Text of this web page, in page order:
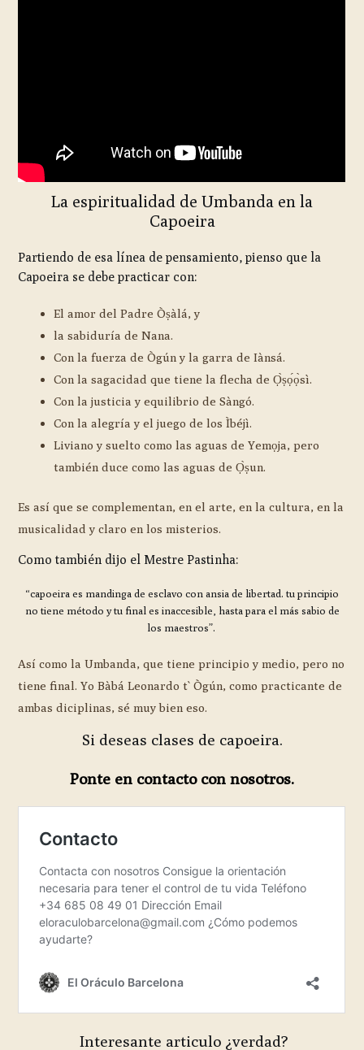
La espiritualidad de Umbanda en la
Capoeira
Partiendo de esa línea de pensamiento, pienso que la
Capoeira se debe practicar con:
El amor del Padre Òṣàlá, y
la sabiduría de Nana.
Con la fuerza de Ògún y la garra de Iànsá.
Con la sagacidad que tiene la flecha de Ọ̀ṣọ́ọ̀sì.
Con la justicia y equilibrio de Sàngó.
Con la alegría y el juego de los Ìbéjì.
Liviano y suelto como las aguas de Yemọja, pero
también duce como las aguas de Ọ̀ṣun.
Es así que se complementan, en el arte, en la cultura, en la
musicalidad y claro en los misterios.
Como también dijo el Mestre Pastinha:
“capoeira es mandinga de esclavo con ansia de libertad. tu principio
no tiene método y tu final es inaccesible, hasta para el más sabio de
los maestros”.
Así como la Umbanda, que tiene principio y medio, pero no
tiene final. Yo Bàbá Leonardo t` Ògún, como practicante de
ambas diciplinas, sé muy bien eso.
Si deseas clases de capoeira.
Ponte en contacto con nosotros.
Interesante articulo ¿verdad?